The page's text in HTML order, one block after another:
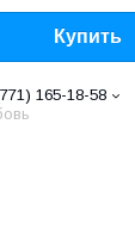
Купить
165-18-58